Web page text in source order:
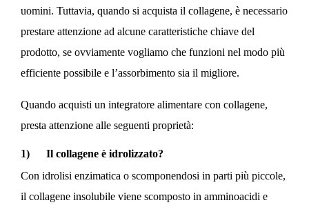
uomini. Tuttavia, quando si acquista il collagene, è necessario
prestare attenzione ad alcune caratteristiche chiave del
prodotto, se ovviamente vogliamo che funzioni nel modo più
efficiente possibile e l’assorbimento sia il migliore.
Quando acquisti un integratore alimentare con collagene,
presta attenzione alle seguenti proprietà:
1) Il collagene è idrolizzato?
Con idrolisi enzimatica o scomponendosi in parti più piccole,
il collagene insolubile viene scomposto in amminoacidi e